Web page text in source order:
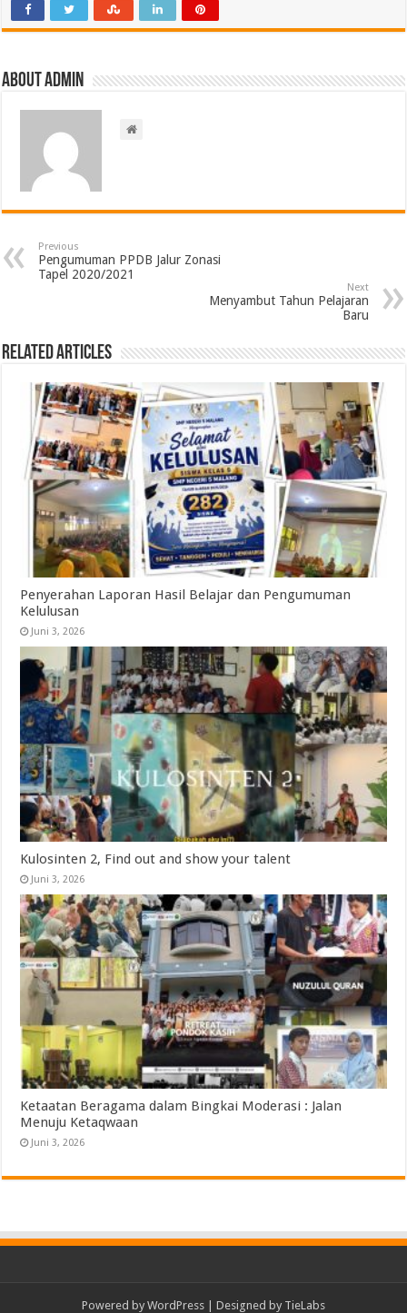
About admin
Previous
Pengumuman PPDB Jalur Zonasi
Tapel 2020/2021
Next
Menyambut Tahun Pelajaran
Baru
Related Articles
Penyerahan Laporan Hasil Belajar dan Pengumuman
Kelulusan
Juni 3, 2026
Kulosinten 2, Find out and show your talent
Juni 3, 2026
Ketaatan Beragama dalam Bingkai Moderasi : Jalan
Menuju Ketaqwaan
Juni 3, 2026
Powered by WordPress | Designed by TieLabs